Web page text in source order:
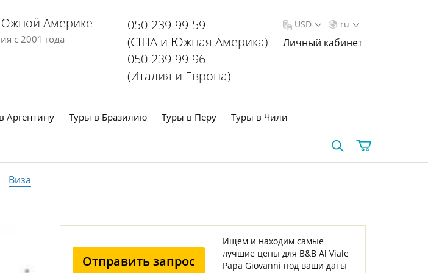
Америке
с 2001 года
050-239-99-59
(США и Южная Америка)
050-239-99-96
(Италия и Европа)
ru
USD
Личный кабинет
Аргентину Туры в Бразилию Туры в Перу Туры в Чили
Виза
Отправить запрос
Ищем и находим самые
лучшие цены для B&B Al Viale
Papa Giovanni под ваши даты